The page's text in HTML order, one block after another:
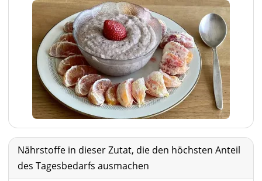
Nährstoffe in dieser Zutat, die den höchsten Anteil
des Tagesbedarfs ausmachen